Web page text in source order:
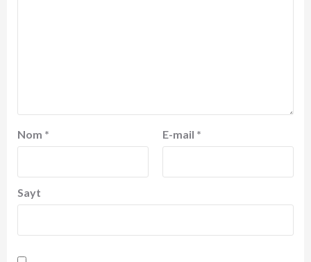
Nom * E-mail *
Sayt